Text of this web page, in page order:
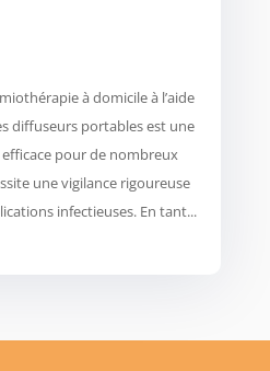
à domicile à l’aide
diffuseurs portables est une
pour de nombreux
une vigilance rigoureuse
infectieuses. En tant...